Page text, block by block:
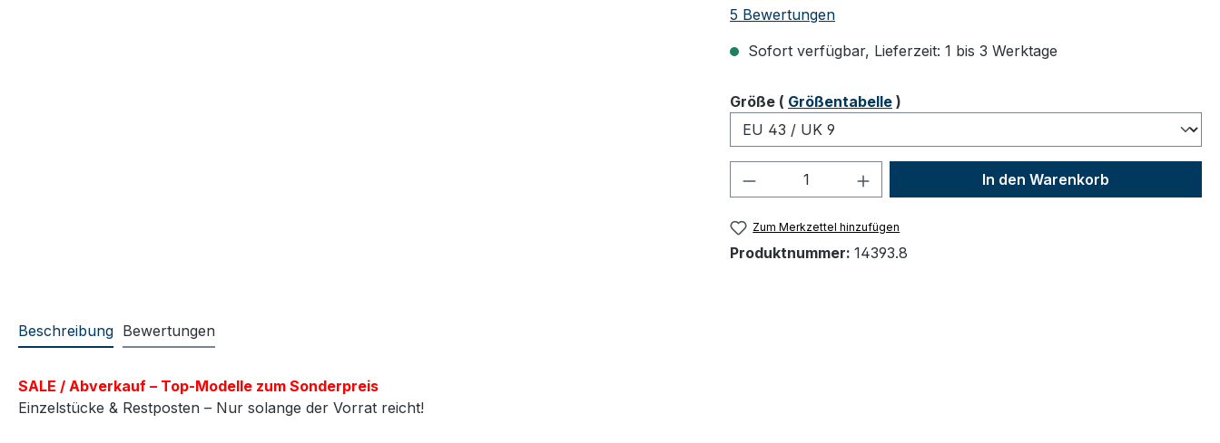
Durchschnittliche Bewertung von 4.8 von 5 Sternen
5 Bewertungen
Sofort verfügbar, Lieferzeit: 1 bis 3 Werktage
Größeauswählen
( Größentabelle )
Produkt Anzahl: Gib den gewünschten Wert
In den Warenkorb
Zum Merkzettel hinzufügen
Produktnummer: 14393.8
Beschreibung Bewertungen
SALE / Abverkauf – Top-Modelle zum Sonderpreis
Einzelstücke & Restposten – Nur solange der Vorrat reicht!